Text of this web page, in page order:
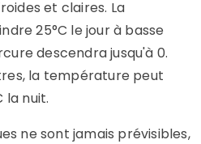
et claires. La
25°C le jour à basse
descendra jusqu'à 0.
la température peut
la nuit.
ne sont jamais prévisibles,